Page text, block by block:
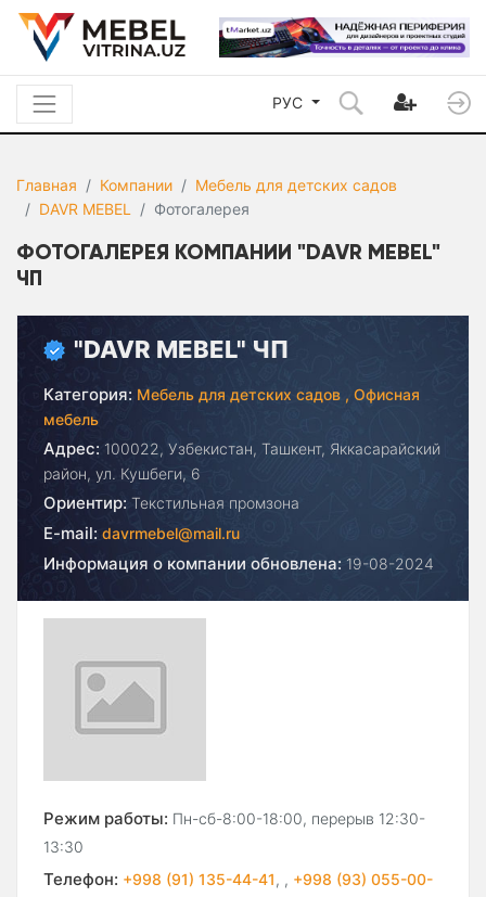
РУС
Главная Компании
Мебель для детских садов
DAVR MEBEL
Фотогалерея
ФОТОГАЛЕРЕЯ КОМПАНИИ "DAVR MEBEL"
ЧП
"DAVR MEBEL" ЧП
Категория: Мебель для детских садов , Офисная
мебель
Адрес: 100022, Узбекистан, Ташкент, Яккасарайский
район, ул. Кушбеги, 6
Ориентир: Текстильная промзона
E-mail: davrmebel@mail.ru
Информация о компании обновлена: 19-08-2024
Режим работы: Пн-сб-8:00-18:00, перерыв 12:30-
13:30
Телефон: +998 (91) 135-44-41, , +998 (93) 055-00-